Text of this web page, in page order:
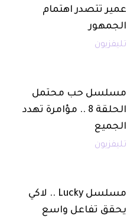
عمير تتصدر اهتمام
الجمهور
تليفزيون
مسلسل حب محتمل
الحلقة 8 .. مؤامرة تهدد
الجميع
تليفزيون
مسلسل Lucky .. لاكي
يحقق تفاعل واسع